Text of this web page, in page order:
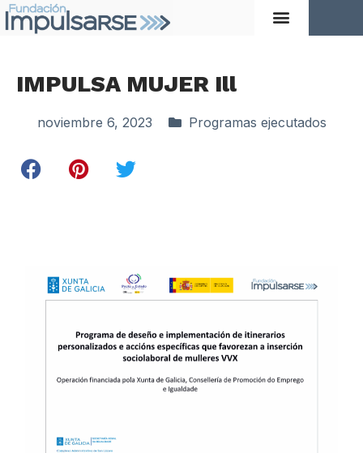
IMPULSA MUJER Ill
noviembre 6, 2023 Programas ejecutados